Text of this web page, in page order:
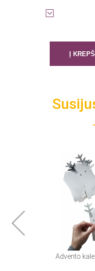
Į
Advento